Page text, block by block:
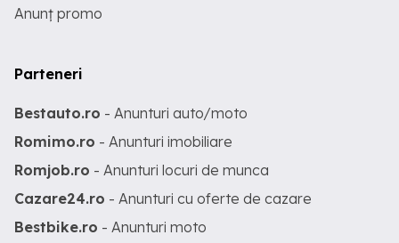
Anunț promo
Parteneri
Bestauto.ro - Anunturi auto/moto
Romimo.ro - Anunturi imobiliare
Romjob.ro - Anunturi locuri de munca
Cazare24.ro - Anunturi cu oferte de cazare
Bestbike.ro - Anunturi moto